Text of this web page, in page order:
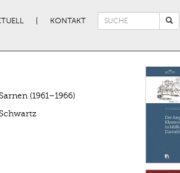
KONTAKT
Suchformular
(1961–1966)